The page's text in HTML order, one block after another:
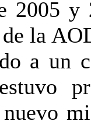
2005
la
a un